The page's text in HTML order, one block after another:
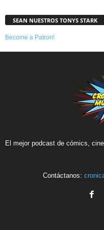
SEAN NUESTROS TONYS STARK
Become a Patron!
El mejor podcast de cómics,
Contáctanos: